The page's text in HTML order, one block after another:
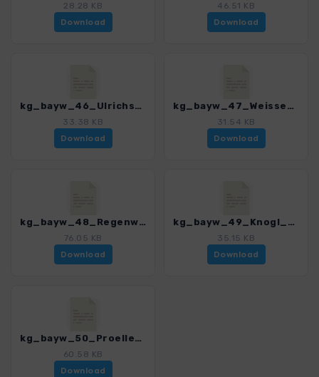
28.28 KB
Download
46.51 KB
Download
kg_bayw_46_Ulrichsberg_3189_1.gpx
33.38 KB
Download
kg_bayw_47_Weissenstein_3189_1.gpx
31.54 KB
Download
kg_bayw_48_Regenwanderung_3189_1.gpx
76.05 KB
Download
kg_bayw_49_Knogl_3189_1.gpx
35.15 KB
Download
kg_bayw_50_Proeller_3189_1.gpx
60.58 KB
Download